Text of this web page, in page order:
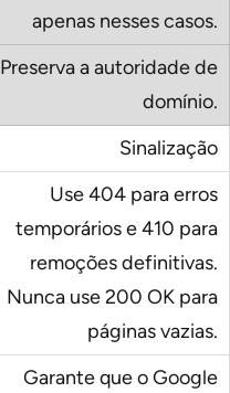
apenas nesses casos.
Preserva a autoridade de
domínio.
Sinalização
Use 404 para erros
temporários e 410 para
remoções definitivas.
Nunca use 200 OK para
páginas vazias.
Garante que o Google